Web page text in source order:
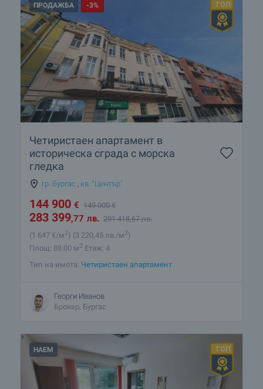
ПРОДАЖБА -3%
Четиристаен апартамент в
историческа сграда с морска
гледка
гр. Бургас кв. "Център"
144 900 € 149 000€
283 399,77 лв. 291 418,67 лв.
(1 647 €/м2) (3 220,45 лв./м2)
Площ: 88.00 м2 Етаж: 4
Тип на имота: Четиристаен апартамент
Георги Иванов
Брокер, Бургас
НАЕМ